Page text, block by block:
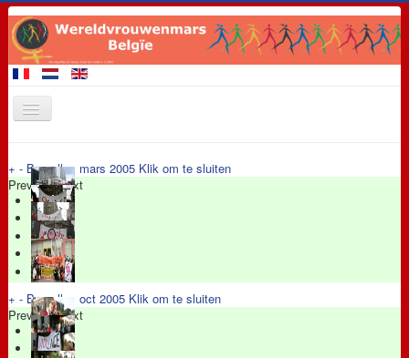
Leden van de Mars
Demonstratie 28 september 2017
Evenementen
Eisen
Promotiemateriaal
Contact
+ - Bruxelles mars 2005 Klik om te sluiten
Previous Next
+ - Bruxelles oct 2005 Klik om te sluiten
Previous Next